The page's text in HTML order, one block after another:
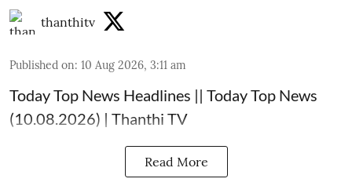
thanthitv
Published on: 10 Aug 2026, 3:11 am
Today Top News Headlines || Today Top News
(10.08.2026) | Thanthi TV
Read More